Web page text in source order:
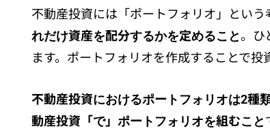
不動産投資には「ポートフォリオ」という
れだけ資産を配分するかを定めること。ひ
ます。ポートフォリオを作成することで投
不動産投資におけるポートフォリオは2種
動産投資「で」ポートフォリオを組むこと